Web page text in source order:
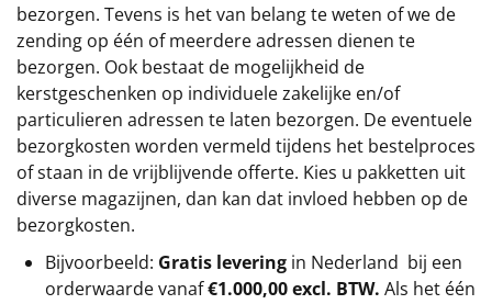
bezorgen. Tevens is het van belang te weten of we de
zending op één of meerdere adressen dienen te
bezorgen. Ook bestaat de mogelijkheid de
kerstgeschenken op individuele zakelijke en/of
particulieren adressen te laten bezorgen. De eventuele
bezorgkosten worden vermeld tijdens het bestelproces
of staan in de vrijblijvende offerte. Kies u pakketten uit
diverse magazijnen, dan kan dat invloed hebben op de
bezorgkosten.
Bijvoorbeeld: Gratis levering in Nederland bij een
orderwaarde vanaf€1.000,00 excl. BTW. Als het één